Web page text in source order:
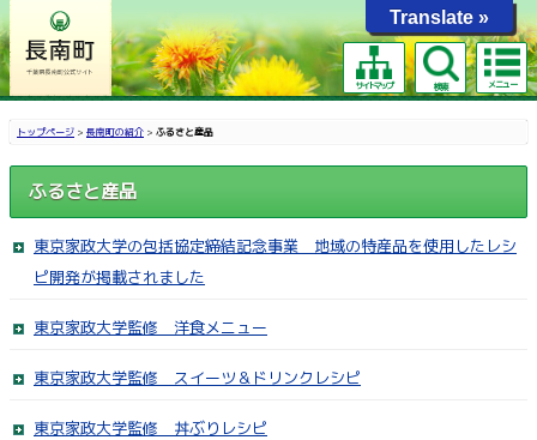
サイトマップ 検索 メニュー
トップページ > 長南町の紹介 > ふるさと産品
ふるさと産品
東京家政大学の包括協定締結記念事業 地域の特産品を使用したレシ
ピ開発が掲載されました
東京家政大学監修 洋食メニュー
東京家政大学監修 スイーツ＆ドリンクレシピ
東京家政大学監修 丼ぶりレシピ
Translate »